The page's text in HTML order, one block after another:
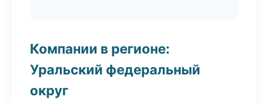
Компании в регионе:
Уральский федеральный
округ